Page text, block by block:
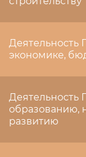
Деятельность
экономике,
Деятельность
образованию,
развитию